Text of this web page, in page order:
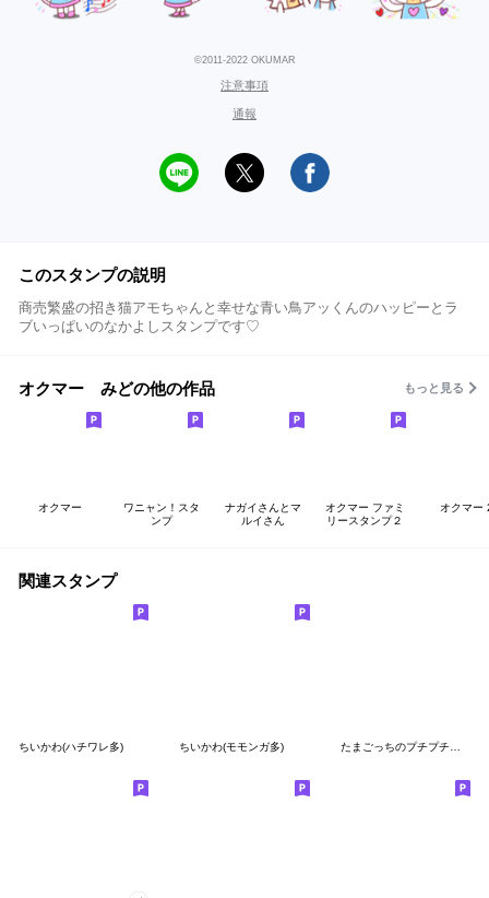
©2011-2022 OKUMAR
注意事項
通報
このスタンプの説明
商売繁盛の招き猫アモちゃんと幸せな青い鳥アッくんのハッピーとラ
ブいっぱいのなかよしスタンプです♡
オクマー みどの他の作品 もっと見る
オクマー
ワニャン！スタ
ンプ
ナガイさんとマ
ルイさん
オクマー ファミ
リースタンプ２
オクマー
関連スタンプ
ちいかわ(ハチワレ多) ちいかわ(モモンガ多) たまごっちのプチプチおみせっち